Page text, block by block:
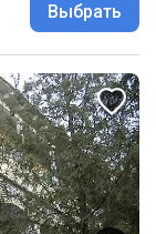
Выбрать